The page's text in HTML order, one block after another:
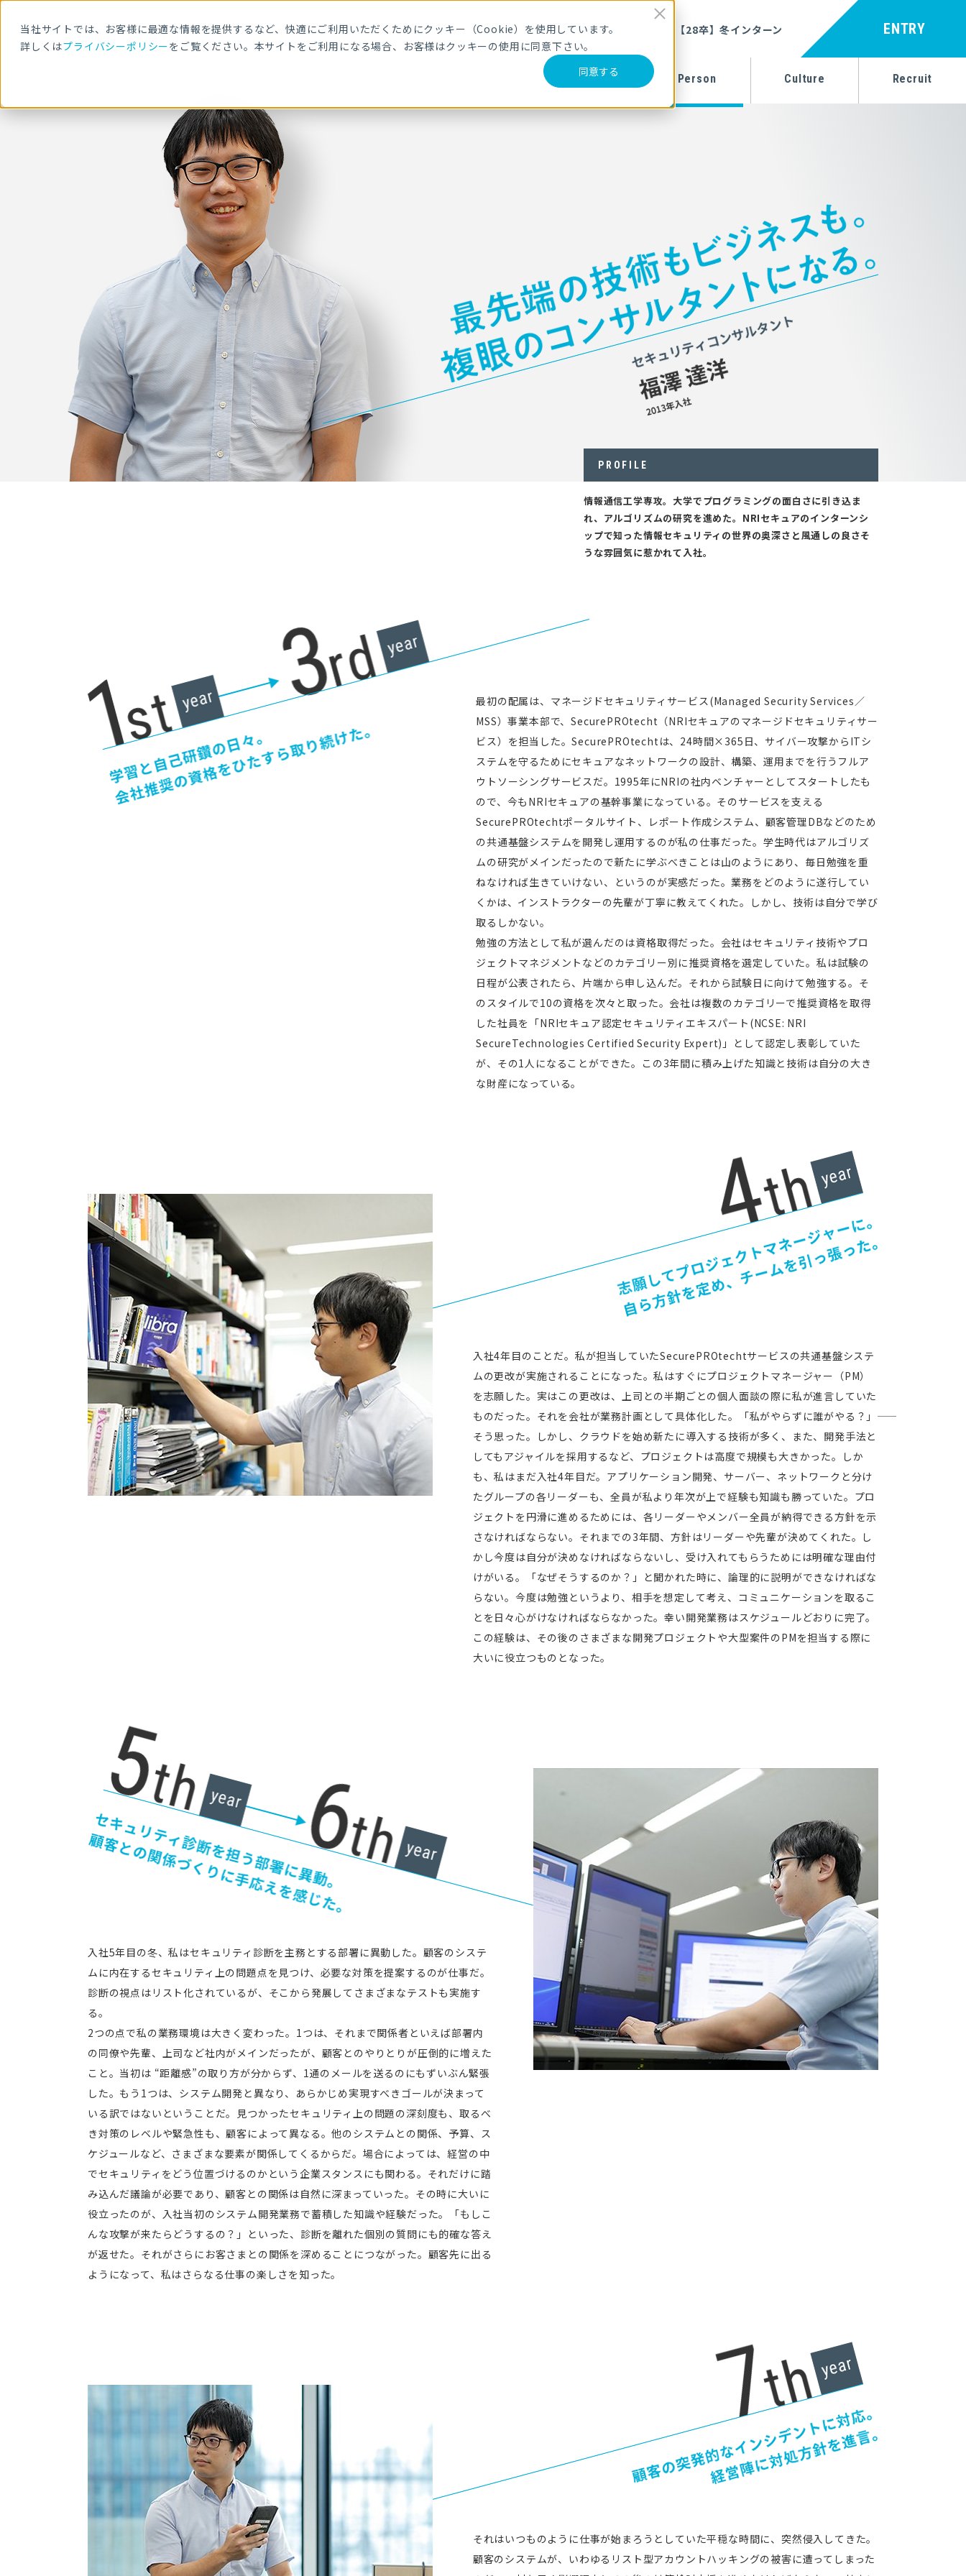
当社サイトでは、お客様に最適な情報を提供するなど、快適にご利用いただくためにクッキー（Cookie）を使用しています。
詳しくはプライバシーポリシーをご覧ください。本サイトをご利用になる場合、お客様はクッキーの使用に同意下さい。
同意する
NEW GRADUATES
RECRUITMENT
【28卒】セミナー 【28卒】冬インターン ENTRY
Company Person Culture Recruit
PROFILE
情報通信工学専攻。大学でプログラミングの面白さに引き込ま
れ、アルゴリズムの研究を進めた。NRIセキュアのインターンシ
ップで知った情報セキュリティの世界の奥深さと風通しの良さそ
うな雰囲気に惹かれて入社。
最初の配属は、マネージドセキュリティサービス(Managed Security Services／
MSS）事業本部で、SecurePROtecht（NRIセキュアのマネージドセキュリティサー
ビス）を担当した。SecurePROtechtは、24時間×365日、サイバー攻撃からITシ
ステムを守るためにセキュアなネットワークの設計、構築、運用までを行うフルア
ウトソーシングサービスだ。1995年にNRIの社内ベンチャーとしてスタートしたも
ので、今もNRIセキュアの基幹事業になっている。そのサービスを支える
SecurePROtechtポータルサイト、レポート作成システム、顧客管理DBなどのため
の共通基盤システムを開発し運用するのが私の仕事だった。学生時代はアルゴリズ
ムの研究がメインだったので新たに学ぶべきことは山のようにあり、毎日勉強を重
ねなければ生きていけない、というのが実感だった。業務をどのように遂行してい
くかは、インストラクターの先輩が丁寧に教えてくれた。しかし、技術は自分で学び
取るしかない。
勉強の方法として私が選んだのは資格取得だった。会社はセキュリティ技術やプロ
ジェクトマネジメントなどのカテゴリー別に推奨資格を選定していた。私は試験の
日程が公表されたら、片端から申し込んだ。それから試験日に向けて勉強する。そ
のスタイルで10の資格を次々と取った。会社は複数のカテゴリーで推奨資格を取得
した社員を「NRIセキュア認定セキュリティエキスパート(NCSE: NRI
SecureTechnologies Certified Security Expert)」として認定し表彰していた
が、その1人になることができた。この3年間に積み上げた知識と技術は自分の大き
な財産になっている。
入社4年目のことだ。私が担当していたSecurePROtechtサービスの共通基盤システ
ムの更改が実施されることになった。私はすぐにプロジェクトマネージャー（PM）
を志願した。実はこの更改は、上司との半期ごとの個人面談の際に私が進言していた
ものだった。それを会社が業務計画として具体化した。「私がやらずに誰がやる？」――
そう思った。しかし、クラウドを始め新たに導入する技術が多く、また、開発手法と
してもアジャイルを採用するなど、プロジェクトは高度で規模も大きかった。しか
も、私はまだ入社4年目だ。アプリケーション開発、サーバー、ネットワークと分け
たグループの各リーダーも、全員が私より年次が上で経験も知識も勝っていた。プロ
ジェクトを円滑に進めるためには、各リーダーやメンバー全員が納得できる方針を示
さなければならない。それまでの3年間、方針はリーダーや先輩が決めてくれた。し
かし今度は自分が決めなければならないし、受け入れてもらうためには明確な理由付
けがいる。「なぜそうするのか？」と聞かれた時に、論理的に説明ができなければな
らない。今度は勉強というより、相手を想定して考え、コミュニケーションを取るこ
とを日々心がけなければならなかった。幸い開発業務はスケジュールどおりに完了。
この経験は、その後のさまざまな開発プロジェクトや大型案件のPMを担当する際に
大いに役立つものとなった。
入社5年目の冬、私はセキュリティ診断を主務とする部署に異動した。顧客のシステ
ムに内在するセキュリティ上の問題点を見つけ、必要な対策を提案するのが仕事だ。
診断の視点はリスト化されているが、そこから発展してさまざまなテストも実施す
る。
2つの点で私の業務環境は大きく変わった。1つは、それまで関係者といえば部署内
の同僚や先輩、上司など社内がメインだったが、顧客とのやりとりが圧倒的に増えた
こと。当初は “距離感”の取り方が分からず、1通のメールを送るのにもずいぶん緊張
した。もう1つは、システム開発と異なり、あらかじめ実現すべきゴールが決まって
いる訳ではないということだ。見つかったセキュリティ上の問題の深刻度も、取るべ
き対策のレベルや緊急性も、顧客によって異なる。他のシステムとの関係、予算、ス
ケジュールなど、さまざまな要素が関係してくるからだ。場合によっては、経営の中
でセキュリティをどう位置づけるのかという企業スタンスにも関わる。それだけに踏
み込んだ議論が必要であり、顧客との関係は自然に深まっていった。その時に大いに
役立ったのが、入社当初のシステム開発業務で蓄積した知識や経験だった。「もしこ
んな攻撃が来たらどうするの？」といった、診断を離れた個別の質問にも的確な答え
が返せた。それがさらにお客さまとの関係を深めることにつながった。顧客先に出る
ようになって、私はさらなる仕事の楽しさを知った。
それはいつものように仕事が始まろうとしていた平穏な時間に、突然侵入してきた。
顧客のシステムが、いわゆるリスト型アカウントハッキングの被害に遭ってしまった